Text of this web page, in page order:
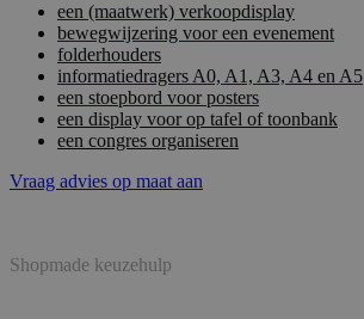
een (maatwerk) verkoopdisplay
bewegwijzering voor een evenement
folderhouders
informatiedragers A0, A1, A3, A4 en A5
een stoepbord voor posters
een display voor op tafel of toonbank
een congres organiseren
Vraag advies op maat aan
Shopmade keuzehulp